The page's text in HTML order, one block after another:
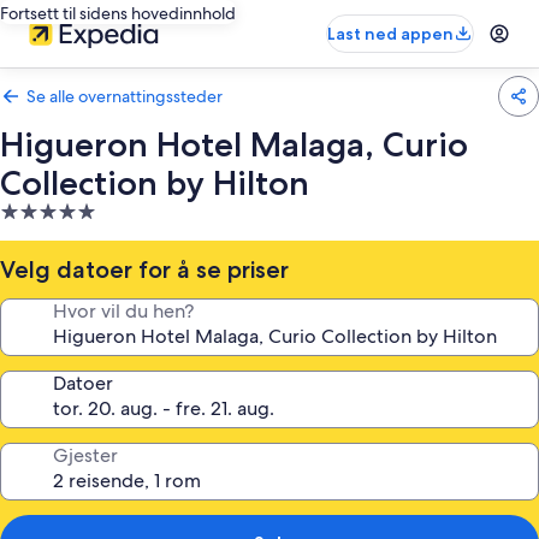
Fortsett til sidens hovedinnhold
Last ned appen
Se alle overnattingssteder
Higueron Hotel Malaga, Curio
Collection by Hilton
Overnattingssted
med
5.0
stjerner
Velg datoer for å se priser
Hvor vil du hen?
Datoer
Gjester